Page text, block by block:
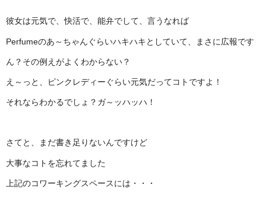
彼女は元気で、快活で、能弁でして、言うなれば
Perfumeのあ～ちゃんぐらいハキハキとしていて、まさに広報です
ん？その例えがよくわからない？
え～っと、ピンクレディーぐらい元気だってコトですよ！
それならわかるでしょ？ガ～ッハッハ！
さてと、まだ書き足りないんですけど
大事なコトを忘れてました
上記のコワーキングスペースには・・・